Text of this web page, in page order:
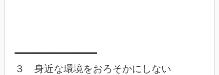
━━━━━━━━━━━━━━
３　身近な環境をおろそかにしない